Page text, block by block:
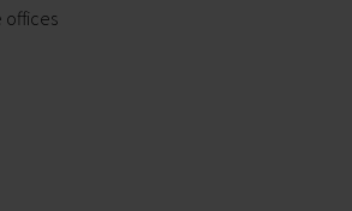
offices